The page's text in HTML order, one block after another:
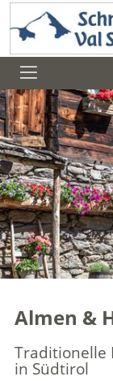
Almen &
Traditionelle
in Südtirol